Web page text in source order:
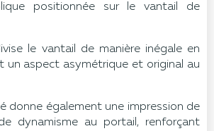
positionnée sur le vantail de
le vantail de manière inégale en
un aspect asymétrique et original au
donne également une impression de
dynamisme au portail, renforçant